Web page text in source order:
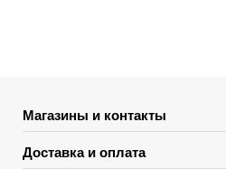
Магазины и контакты
Доставка и оплата